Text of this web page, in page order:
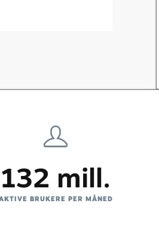
132 mill.
BRUKERE PER MÅNED